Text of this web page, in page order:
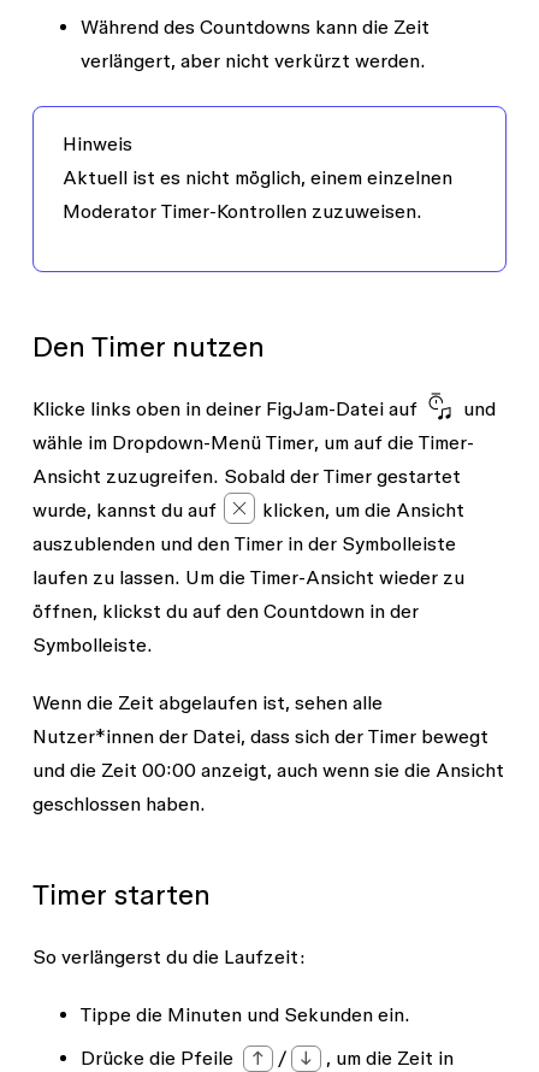
Während des Countdowns kann die Zeit
verlängert, aber nicht verkürzt werden.
Hinweis
Aktuell ist es nicht möglich, einem einzelnen
Moderator Timer-Kontrollen zuzuweisen.
Den Timer nutzen
Klicke links oben in deiner FigJam-Datei auf
und
wähle im Dropdown-Menü Timer, um auf die Timer-
Ansicht zuzugreifen. Sobald der Timer gestartet
wurde, kannst du auf
klicken, um die Ansicht
auszublenden und den Timer in der Symbolleiste
laufen zu lassen. Um die Timer-Ansicht wieder zu
öffnen, klickst du auf den Countdown in der
Symbolleiste.
Wenn die Zeit abgelaufen ist, sehen alle
Nutzer*innen der Datei, dass sich der Timer bewegt
und die Zeit 00:00anzeigt, auch wenn sie die Ansicht
geschlossen haben.
Timer starten
So verlängerst du die Laufzeit:
Tippe die Minuten und Sekunden ein.
Drücke die Pfeile
↑ / ↓
, um die Zeit in